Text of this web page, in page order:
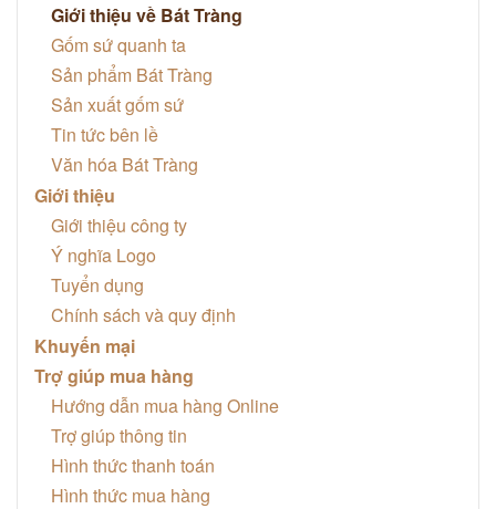
Giới thiệu về Bát Tràng
Gốm sứ quanh ta
Sản phẩm Bát Tràng
Sản xuất gốm sứ
Tin tức bên lề
Văn hóa Bát Tràng
Giới thiệu
Giới thiệu công ty
Ý nghĩa Logo
Tuyển dụng
Chính sách và quy định
Khuyến mại
Trợ giúp mua hàng
Hướng dẫn mua hàng Online
Trợ giúp thông tin
Hình thức thanh toán
Hình thức mua hàng